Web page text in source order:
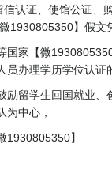
认证、使馆公证、
】假文
家【微
办理学历学位认证
留学生回国就业
中心，
】